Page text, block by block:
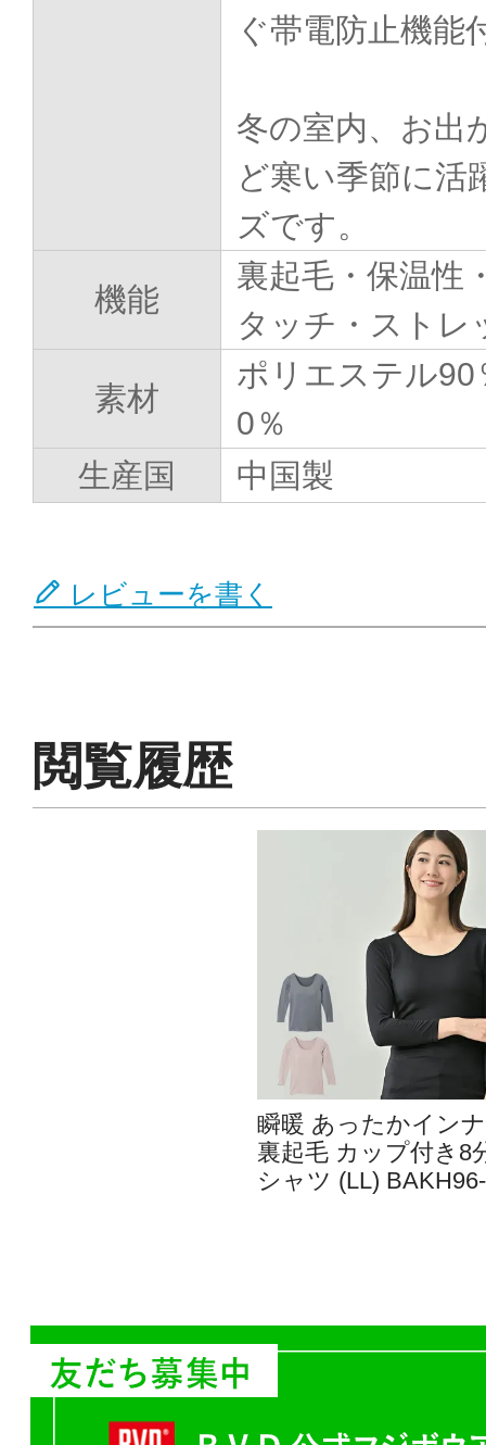
ぐ帯電防止機能
冬の室内、お出
ど寒い季節に活
ズです。
機能
裏起毛・保温性
タッチ・ストレ
素材
ポリエステル
0％
生産国
中国製
レビューを書く
閲覧履歴
瞬暖 あったかイン
裏起毛 カップ付き8
シャツ (LL)